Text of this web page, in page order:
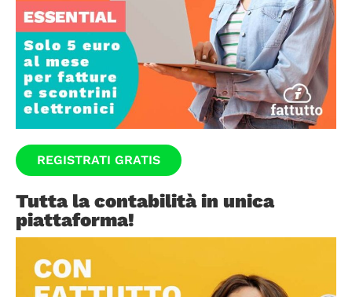
REGISTRATI GRATIS
Tutta la contabilità in unica
piattaforma!